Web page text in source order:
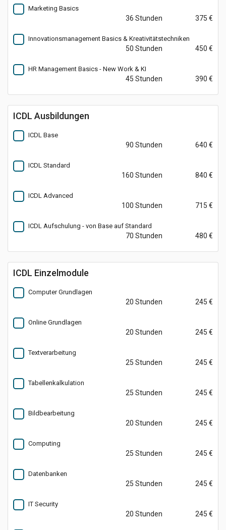
Marketing Basics
36 Stunden 375 €
Innovationsmanagement Basics & Kreativitätstechniken
50 Stunden 450 €
HR Management Basics - New Work & KI
45 Stunden 390 €
ICDL Ausbildungen
ICDL Base
90 Stunden 640 €
ICDL Standard
160 Stunden 840 €
ICDL Advanced
100 Stunden 715 €
ICDL Aufschulung - von Base auf Standard
70 Stunden 480 €
ICDL Einzelmodule
Computer Grundlagen
20 Stunden 245 €
Online Grundlagen
20 Stunden 245 €
Textverarbeitung
25 Stunden 245 €
Tabellenkalkulation
25 Stunden 245 €
Bildbearbeitung
20 Stunden 245 €
Computing
25 Stunden 245 €
Datenbanken
25 Stunden 245 €
IT Security
20 Stunden 245 €